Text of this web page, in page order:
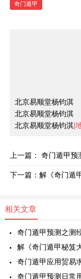
奇门遁甲
北京易顺堂杨钧淇
北京易顺堂杨钧淇
北京易顺堂杨钧淇|
上一篇： 奇门遁甲预
下一篇： 解《奇门遁
相关文章
奇门遁甲预测之测
解《奇门遁甲秘笈
奇门遁甲应用贸易
奇门遁甲预测日常